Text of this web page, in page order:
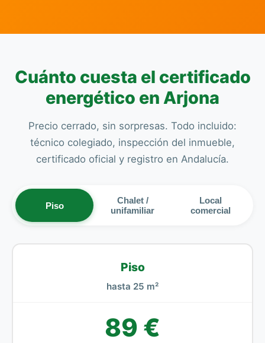
Cuánto cuesta el certificado
energético en Arjona
Precio cerrado, sin sorpresas. Todo incluido:
técnico colegiado, inspección del inmueble,
certificado oficial y registro en Andalucía.
Piso
Chalet /
unifamiliar
Local
comercial
Piso
hasta 25 m²
89 €